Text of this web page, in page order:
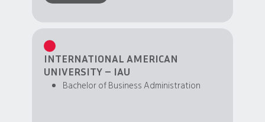
INTERNATIONAL AMERICAN
UNIVERSITY – IAU
Bachelor of Business Administration